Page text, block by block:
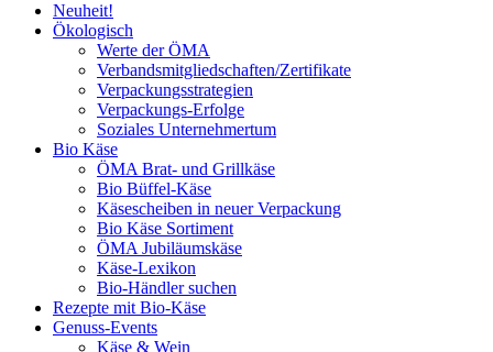
Neuheit!
Ökologisch
Werte der ÖMA
Verbandsmitgliedschaften/Zertifikate
Verpackungsstrategien
Verpackungs-Erfolge
Soziales Unternehmertum
Bio Käse
ÖMA Brat- und Grillkäse
Bio Büffel-Käse
Käsescheiben in neuer Verpackung
Bio Käse Sortiment
ÖMA Jubiläumskäse
Käse-Lexikon
Bio-Händler suchen
Rezepte mit Bio-Käse
Genuss-Events
Käse & Wein